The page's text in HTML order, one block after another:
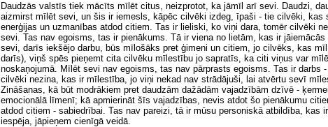
Daudzās valstīs tiek mācīts mīlēt citus, neizprotot, ka jāmīl arī sevi. Daudzi,
aizmirst mīlēt sevi, un šis ir iemesls, kāpēc cilvēki izdeg, īpaši - tie cilvēki, kas
enerģijas un uzmanības atdod citiem. Tas ir lieliski, ko viņi dara, tomēr cilvēki
sevi. Tas nav egoisms, tas ir pienākums. Tā ir viena no lietām, kas ir
sevi, darīs iekšējo darbu, būs mīlošāks pret ģimeni un citiem, jo cilvēks, kas
darīs), viņš spēs pieņemt cita cilvēku mīlestību jo sapratīs, ka citi viņus var
noskaņojumā. Mīlēt sevi nav egoisms, tas nav pārprasts egoisms. Tas ir darbs
cilvēki nezina, kas ir mīlestība, jo viņi nekad nav strādājuši, lai atvērtu sevī
Zināšanas, kā būt modrākiem pret daudzām dažādām vajadzībām dzīvē -
emocionālā līmenī; kā apmierināt šīs vajadzības, nevis atdot šo pienākumu
atdod citiem - sabiedrībai. Tas nav pareizi, tā ir mūsu personiskā atbildība, kas
iespēja, jāpieņem cienīgā veidā.